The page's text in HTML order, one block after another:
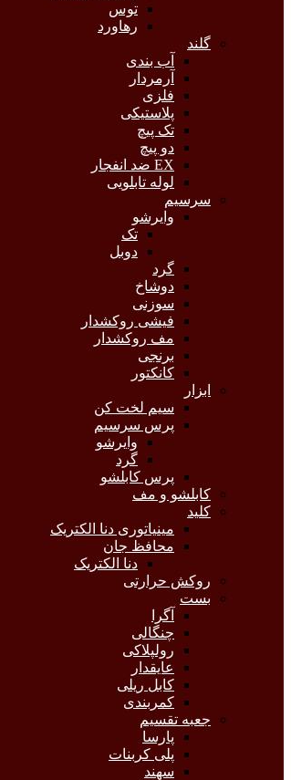
توس
رهاورد
گلند
آب بندی
آرمردار
فلزی
پلاستیکی
تک پیچ
دو پیچ
EX ضد انفجار
لوله تابلویی
سرسیم
وایرشو
تک
دوبل
گرد
دوشاخ
سوزنی
فیشی روکشدار
مف روکشدار
برنجی
کانکتور
ابزار
سیم لخت کن
پرس سرسیم
وایرشو
گرد
پرس کابلشو
کابلشو و مف
کلید
مینیاتوری دنا الکتریک
محافظ جان
دنا الکتریک
روکش حرارتی
بست
آگرا
چنگالی
رولپلاکی
عایقدار
کابل ریلی
کمربندی
جعبه تقسیم
پارسا
پلی کربنات
سهند